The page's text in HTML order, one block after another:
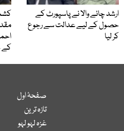
ارشد چائے والا نے پاسپورٹ کے
حصول کے لیے عدالت سے رجوع
کر لیا
کے
صفحۂ اول
تازہ ترین
غزہ لہو لہو